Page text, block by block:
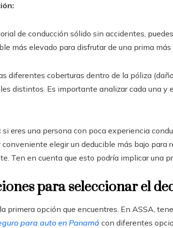
de conducción sólido sin accidentes,
más elevado para disfrutar de una prima más
diferentes coberturas dentro de la póliza
distintos. Es importante analizar cada una y
si eres una persona con poca experiencia
elegir un deducible más bajo para
Ten en cuenta que esto podría implicar una
para seleccionar el
primera opción que encuentres. En ASSA,
para auto en Panamá con diferentes